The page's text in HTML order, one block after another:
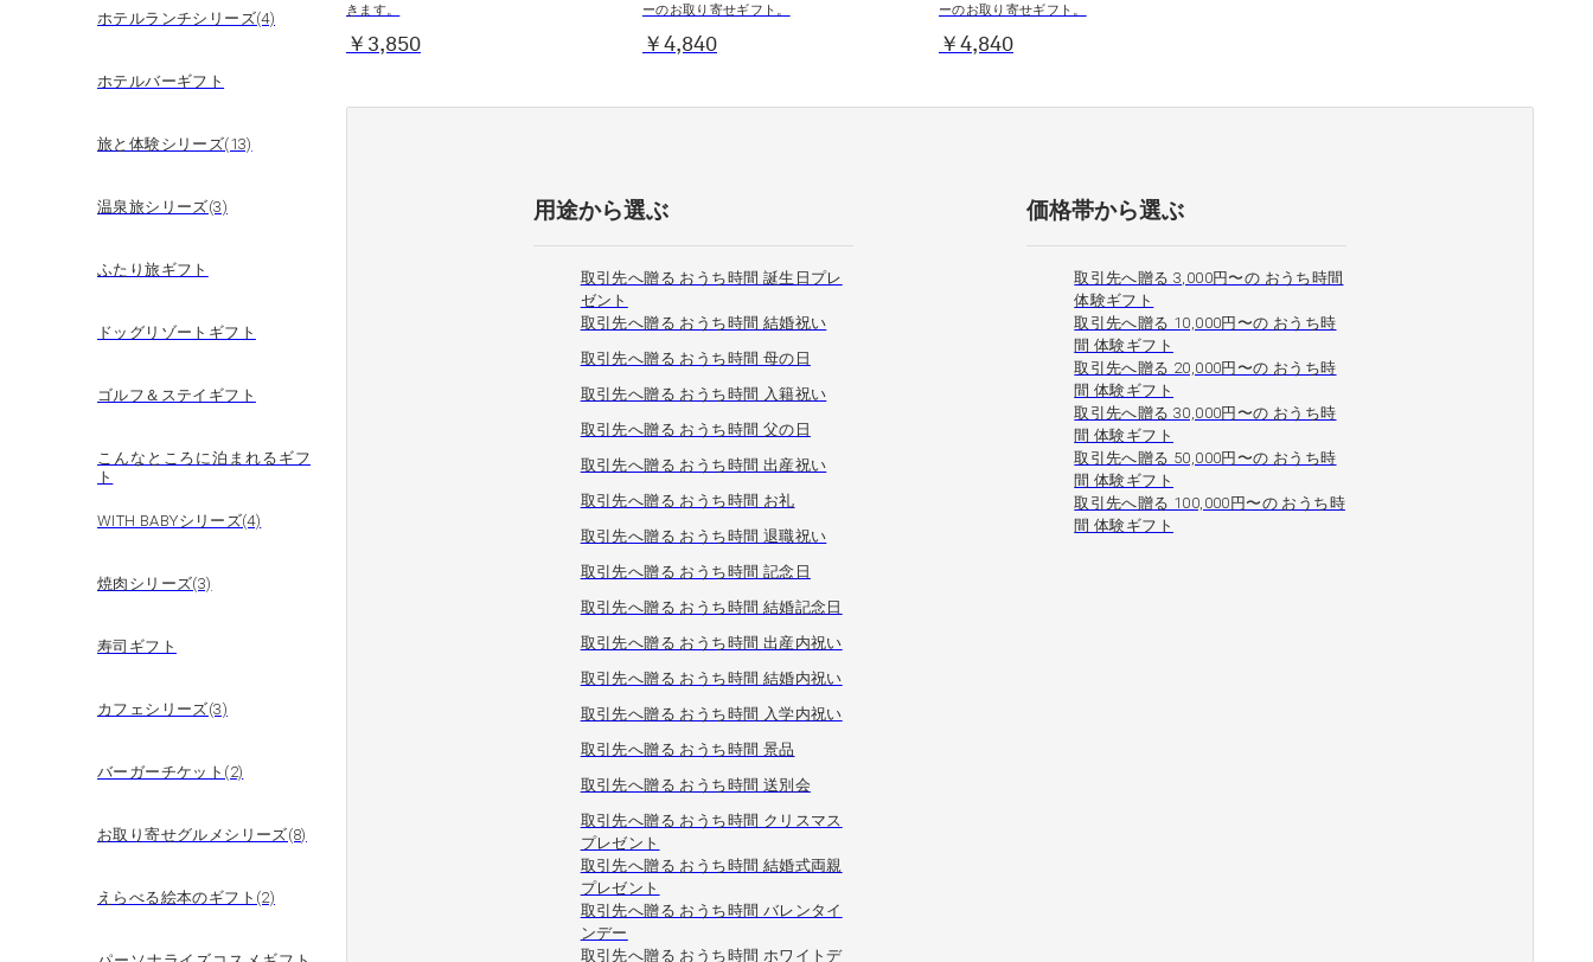
ホテルランチシリーズ(4)
ホテルバーギフト
旅と体験シリーズ(13)
温泉旅シリーズ(3)
ふたり旅ギフト
ドッグリゾートギフト
ゴルフ＆ステイギフト
こんなところに泊まれるギフ
ト
WITH BABYシリーズ(4)
焼肉シリーズ(3)
寿司ギフト
カフェシリーズ(3)
バーガーチケット(2)
お取り寄せグルメシリーズ(8)
えらべる絵本のギフト(2)
きます。
￥3,850
ーのお取り寄せギフト。
￥4,840
ーのお取り寄せギフト。
￥4,840
用途から選ぶ
取引先へ贈る おうち時間 誕生日プレ
ゼント
取引先へ贈る おうち時間 結婚祝い
取引先へ贈る おうち時間 母の日
取引先へ贈る おうち時間 入籍祝い
取引先へ贈る おうち時間 父の日
取引先へ贈る おうち時間 出産祝い
取引先へ贈る おうち時間 お礼
取引先へ贈る おうち時間 退職祝い
取引先へ贈る おうち時間 記念日
取引先へ贈る おうち時間 結婚記念日
取引先へ贈る おうち時間 出産内祝い
取引先へ贈る おうち時間 結婚内祝い
取引先へ贈る おうち時間 入学内祝い
取引先へ贈る おうち時間 景品
取引先へ贈る おうち時間 送別会
取引先へ贈る おうち時間 クリスマス
プレゼント
取引先へ贈る おうち時間 結婚式両親
プレゼント
取引先へ贈る おうち時間 バレンタイ
ンデー
取引先へ贈る おうち時間 ホワイトデ
価格帯から選ぶ
取引先へ贈る 3,000円〜の おうち時間
体験ギフト
取引先へ贈る 10,000円〜の おうち時
間 体験ギフト
取引先へ贈る 20,000円〜の おうち時
間 体験ギフト
取引先へ贈る 30,000円〜の おうち時
間 体験ギフト
取引先へ贈る 50,000円〜の おうち時
間 体験ギフト
取引先へ贈る 100,000円〜の おうち時
間 体験ギフト